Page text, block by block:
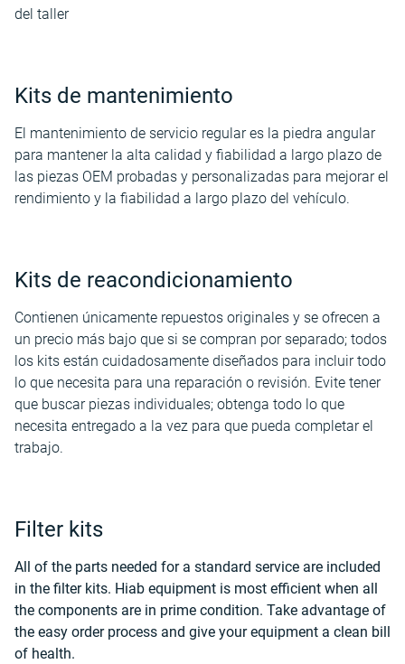
del taller
Kits de mantenimiento
El mantenimiento de servicio regular es la piedra angular
para mantener la alta calidad y fiabilidad a largo plazo de
las piezas OEM probadas y personalizadas para mejorar el
rendimiento y la fiabilidad a largo plazo del vehículo.
Kits de reacondicionamiento
Contienen únicamente repuestos originales y se ofrecen a
un precio más bajo que si se compran por separado; todos
los kits están cuidadosamente diseñados para incluir todo
lo que necesita para una reparación o revisión. Evite tener
que buscar piezas individuales; obtenga todo lo que
necesita entregado a la vez para que pueda completar el
trabajo.
Filter kits
All of the parts needed for a standard service are included
in the filter kits. Hiab equipment is most efficient when all
the components are in prime condition. Take advantage of
the easy order process and give your equipment a clean bill
of health.